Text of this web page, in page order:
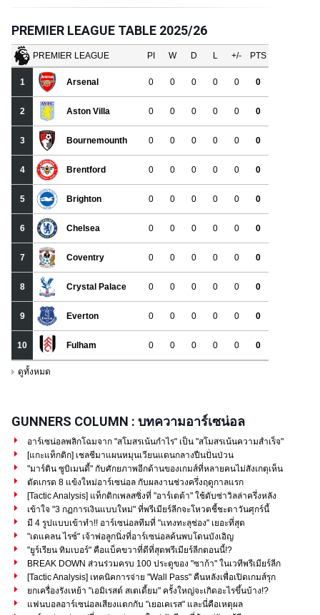
PREMIER LEAGUE TABLE 2025/26
GUNNERS COLUMN : บทความอาร์เซน่อล
อาร์เซน่อลพลิกโฉมจาก "สโมสรเน้นกำไร" เป็น "สโมสรเน้นความสำเร็จ"
[แกะแท็กติก] เชลชีมาแผนหมุนเวียนแดนกลางปืนปั่นป่วน
"มาร์ติน ซูบิเมนดี้" กับศักยภาพอีกด้านของเกมส์ที่หลายคนไม่สังเกตุเห็น
ตัดเกรด 8 แข้งใหม่อาร์เซน่อล กับผลงานช่วงครึ่งฤดูกาลแรก
[Tactic Analysis] แท็กติกเพลสซิ่งที่ "อาร์เตต้า" ใช้ดับซ่าวิลล่าครึ่งหลัง
เข้าใจ "3 กฏการเงินแบบใหม่" ที่พรีเมียร์ลีกจะโหวตชี้ชะตาวันศุกร์นี้
มี 4 รูปแบบเข้าทำ!! อาร์เซน่อลทีมที่ "แทงทะลุช่อง" เยอะที่สุด
"เดแคลน ไรซ์" เจ้าพ่อลูกนิ่งที่อาร์เซน่อลค้นพบโดนบังเอิญ
"ยูร์เรียน ทิมเบอร์" คือแบ็คขวาที่ดีที่สุดพรีเมียร์ลีกตอนนี้!?
BREAK DOWN ส่วนร่วมครบ 100 ประตูของ "ซาก้า" ในเวทีพรีเมียร์ลีก
[Tactic Analysis] เทคนิคการจ่าย "Wall Pass" คืนหลังเพื่อเปิดเกมส์รุก
ยกเครื่องรังเหย้า "เอมิเรสต์ สเตเดี้ยม" ครั้งใหญ่จะเกิดอะไรขึ้นบ้าง!?
แฟนบอลอาร์เซน่อลเสียงแตกกับ "เยอเคเรส" และนี่คือเหตุผล